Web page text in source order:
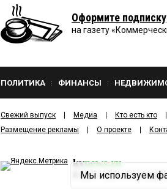
Оформите подписку
на газету
ПОЛИТИКА ФИНАНСЫ
Свежий выпуск Медиа Кто есть кто
Размещение рекламы
О проекте
kvnews.ru
2001—2026ООО
Мы используем